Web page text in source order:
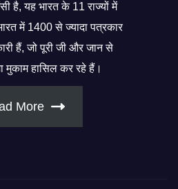
है, यह भारत के 11 राज्यों में
में 1400 से ज्यादा पत्रकार
हैं, जो पूरी जी और जान से
मुकाम हासिल कर रहे हैं।
More